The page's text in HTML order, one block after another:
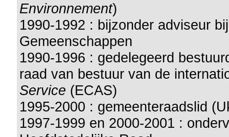
Environnement)
1990-1992 : bijzonder adviseur
Gemeenschappen
1990-1996 : gedelegeerd
raad van bestuur van de
Service (ECAS)
1995-2000 : gemeenteraadslid
1997-1999 en 2000-2001 :